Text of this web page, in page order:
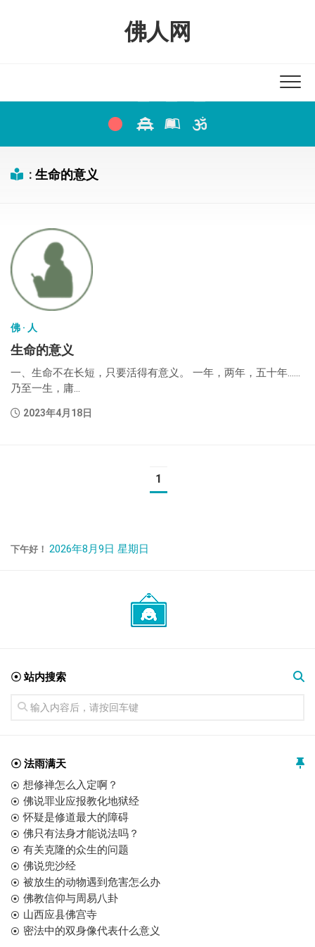
佛人网
: 生命的意义
佛 · 人
生命的意义
一、生命不在长短，只要活得有意义。 一年，两年，五十年……
乃至一生，庸...
2023年4月18日
1
下午好！ 2026年8月9日 星期日
☉ 站内搜索
☉ 法雨满天
想修禅怎么入定啊？
佛说罪业应报教化地狱经
怀疑是修道最大的障碍
佛只有法身才能说法吗？
有关克隆的众生的问题
佛说兜沙经
被放生的动物遇到危害怎么办
佛教信仰与周易八卦
山西应县佛宫寺
密法中的双身像代表什么意义